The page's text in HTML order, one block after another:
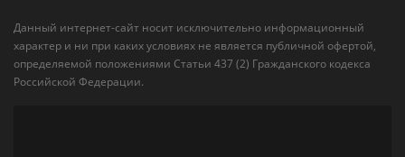
Данный интернет-сайт носит исключительно информационный
характер и ни при каких условиях не является публичной офертой,
определяемой положениями Статьи 437 (2) Гражданского кодекса
Российской Федерации.